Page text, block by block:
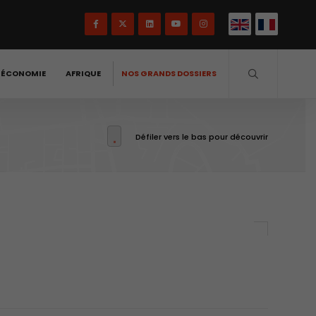
AFRIQUE NOS GRANDS DOSSIERS
Défiler vers le bas pour découvrir